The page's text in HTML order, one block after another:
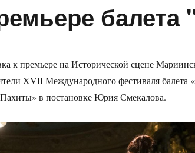
балета
к премьере на Исторической сцене
XVII Международного фестиваля
в постановке Юрия Смекалова.